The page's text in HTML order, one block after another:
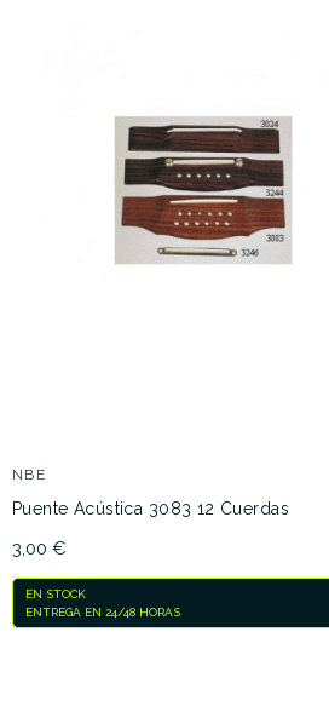
NBE
Puente Acústica 3083 12 Cuerdas
3,00 €
EN STOCK
ENTREGA EN 24/48 HORAS